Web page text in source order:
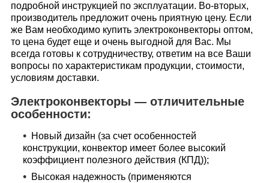
подробной инструкцией по эксплуатации. Во-вторых,
производитель предложит очень приятную цену. Если
же Вам необходимо купить электроконвекторы оптом,
то цена будет еще и очень выгодной для Вас. Мы
всегда готовы к сотрудничеству, ответим на все Ваши
вопросы по характеристикам продукции, стоимости,
условиям доставки.
Электроконвекторы ― отличительные
особенности:
Новый дизайн (за счет особенностей
конструкции, конвектор имеет более высокий
коэффициент полезного действия (КПД));
Высокая надежность (применяются